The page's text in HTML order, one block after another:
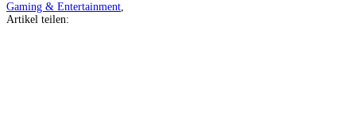
Gaming & Entertainment,
Artikel teilen: